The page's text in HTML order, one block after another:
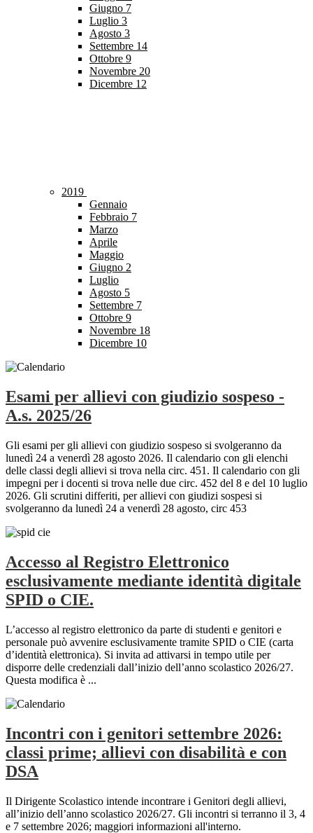
Giugno 7
Luglio 3
Agosto 3
Settembre 14
Ottobre 9
Novembre 20
Dicembre 12
2019
Gennaio
Febbraio 7
Marzo
Aprile
Maggio
Giugno 2
Luglio
Agosto 5
Settembre 7
Ottobre 9
Novembre 18
Dicembre 10
Esami per allievi con giudizio sospeso -
A.s. 2025/26
Gli esami per gli allievi con giudizio sospeso si svolgeranno da
lunedì 24 a venerdì 28 agosto 2026. Il calendario con gli elenchi
delle classi degli allievi si trova nella circ. 451. Il calendario con gli
impegni per i docenti si trova nelle due circ. 452 del 8 e del 10 luglio
2026. Gli scrutini differiti, per allievi con giudizi sospesi si
svolgeranno da lunedì 24 a venerdì 28 agosto, circ 453
Accesso al Registro Elettronico
esclusivamente mediante identità digitale
SPID o CIE.
L’accesso al registro elettronico da parte di studenti e genitori e
personale può avvenire esclusivamente tramite SPID o CIE (carta
d’identità elettronica). Si invita ad attivarsi in tempo utile per
disporre delle credenziali dall’inizio dell’anno scolastico 2026/27.
Questa modifica è ...
Incontri con i genitori settembre 2026:
classi prime; allievi con disabilità e con
DSA
Il Dirigente Scolastico intende incontrare i Genitori degli allievi,
all’inizio dell’anno scolastico 2026/27. Gli incontri si terranno il 3, 4
e 7 settembre 2026; maggiori informazioni all'interno.